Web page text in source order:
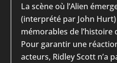
La scène où l’Alien
(interprété par John Hurt)
mémorables de l’histoire
Pour garantir une
acteurs, Ridley Scott n’a